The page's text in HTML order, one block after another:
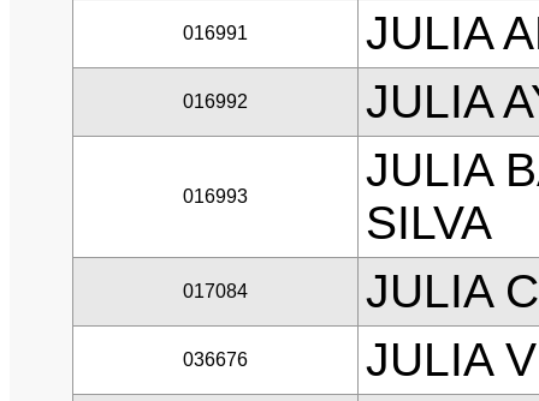
016991 JULIA
016992 JULIA
016993
JULIA
SILVA
017084 JULIA
036676 JULIA